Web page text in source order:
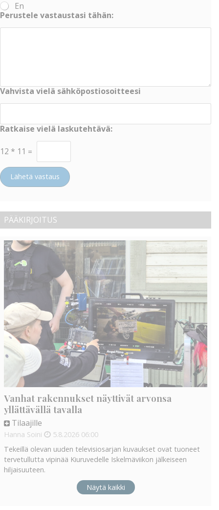
En
Perustele vastaustasi tähän:
Vahvista vielä sähköpostiosoitteesi
Ratkaise vielä laskutehtävä:
12 * 11 =
Lähetä vastaus
PÄÄKIRJOITUS
Vanhat rakennukset näyttivät arvonsa
yllättävällä tavalla
Tilaajille
Hanna Soini 5.8.2026 06:00
Tekeillä olevan uuden televisiosarjan kuvaukset ovat tuoneet
tervetullutta vipinää Kiuruvedelle Iskelmäviikon jälkeiseen
hiljaisuuteen.
Näytä kaikki